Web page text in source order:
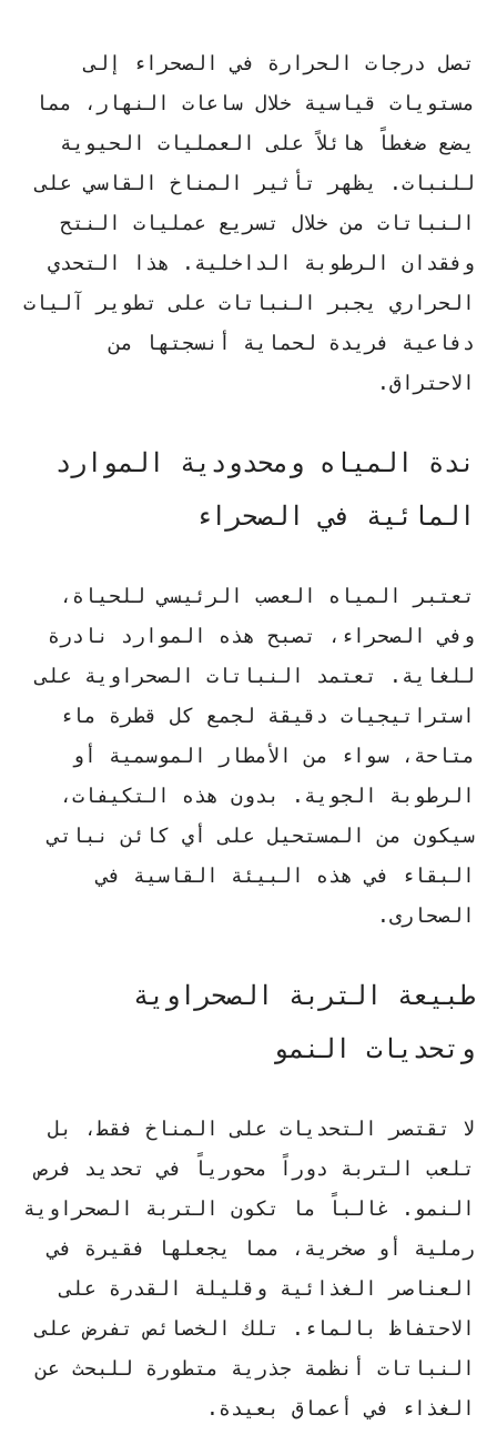
تصل درجات الحرارة في الصحراء إلى
مستويات قياسية خلال ساعات النهار، مما
يضع ضغطاً هائلاً على العمليات الحيوية
للنبات. يظهر
تأثير المناخ القاسي على
النباتات من خلال تسريع عمليات النتح
وفقدان الرطوبة الداخلية. هذا التحدي
الحراري يجبر النباتات على تطوير آليات
دفاعية فريدة لحماية أنسجتها من
الاحتراق.
ندة المياه ومحدودية الموارد
المائية في الصحراء
تعتبر المياه العصب الرئيسي للحياة،
وفي الصحراء، تصبح هذه الموارد نادرة
للغاية. تعتمد
النباتات الصحراوية على
استراتيجيات دقيقة لجمع كل قطرة ماء
متاحة، سواء من الأمطار الموسمية أو
الرطوبة الجوية. بدون هذه التكيفات،
سيكون من المستحيل على أي كائن نباتي
البقاء في هذه
البيئة القاسية في
الصحارى.
طبيعة التربة الصحراوية
وتحديات النمو
لا تقتصر التحديات على المناخ فقط، بل
تلعب التربة دوراً محورياً في تحديد فرص
النمو. غالباً ما تكون التربة الصحراوية
رملية أو صخرية، مما يجعلها فقيرة في
العناصر الغذائية وقليلة القدرة على
الاحتفاظ بالماء.
تلك الخصائص تفرض على
النباتات أنظمة جذرية متطورة للبحث عن
الغذاء في أعماق بعيدة.